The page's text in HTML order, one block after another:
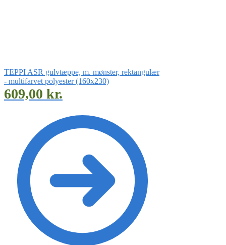
TEPPI ASR gulvtæppe, m. mønster, rektangulær
- multifarvet polyester (160x230)
609,00 kr.